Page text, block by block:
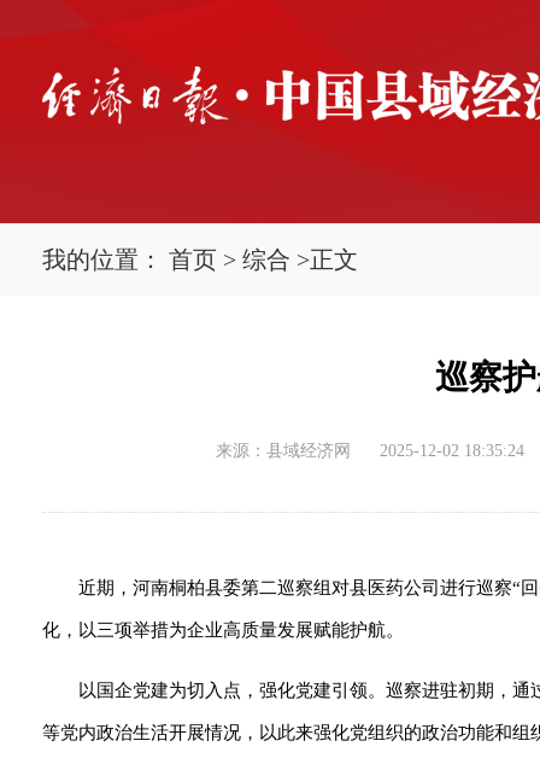
我的位置： 首页 > 综合 >正文
巡察
来源：县域经济网 2025-12-02 18:35:24
近期，河南桐柏县委第二巡察组对县医药公司进行巡察“
化，以三项举措为企业高质量发展赋能护航。
以国企党建为切入点，强化党建引领。巡察进驻初期，
等党内政治生活开展情况，以此来强化党组织的政治功能和